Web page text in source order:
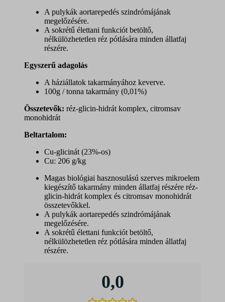
A pulykák aortarepedés szindrómájának
megelőzésére.
A sokrétű élettani funkciót betöltő,
nélkülözhetetlen réz pótlására minden állatfaj
részére.
Egyszerű adagolás
A háziállatok takarmányához keverve.
100g / tonna takarmány (0,01%)
Összetevők: réz-glicin-hidrát komplex, citromsav
monohidrát
Beltartalom:
Cu-glicinát (23%-os)
Cu: 206 g/kg
Magas biológiai hasznosulású szerves mikroelem
kiegészítő takarmány minden állatfaj részére réz-
glicin-hidrát komplex és citromsav monohidrát
összetevőkkel.
A pulykák aortarepedés szindrómájának
megelőzésére.
A sokrétű élettani funkciót betöltő,
nélkülözhetetlen réz pótlására minden állatfaj
részére.
0,0